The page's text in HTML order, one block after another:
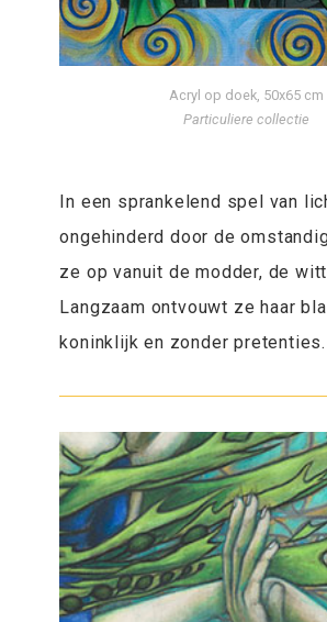
Acryl op doek, 50x65 cm
Particuliere collectie
In een sprankelend spel van
ongehinderd door de
ze op vanuit de modder, de
Langzaam ontvouwt ze haar
koninklijk en zonder pretenties.